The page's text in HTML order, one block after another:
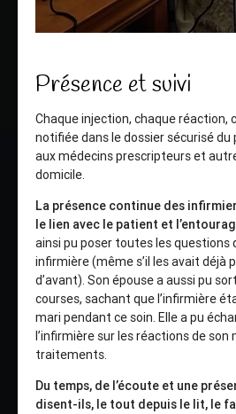
Présence et suivi
Chaque injection, chaque réaction,
notifiée dans le dossier sécurisé
aux médecins prescripteurs et
domicile.
La présence continue des
le lien avec le patient et
ainsi pu poser toutes les questions
infirmière (même s’il les avait déjà
d’avant). Son épouse a aussi pu
courses, sachant que l’infirmière
mari pendant ce soin. Elle a pu
l’infirmière sur les réactions de
traitements.
Du temps, de l’écoute et une
disent-ils, le tout depuis le lit, le